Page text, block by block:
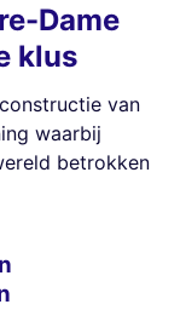
Dame
klus
van
waarbij
betrokken